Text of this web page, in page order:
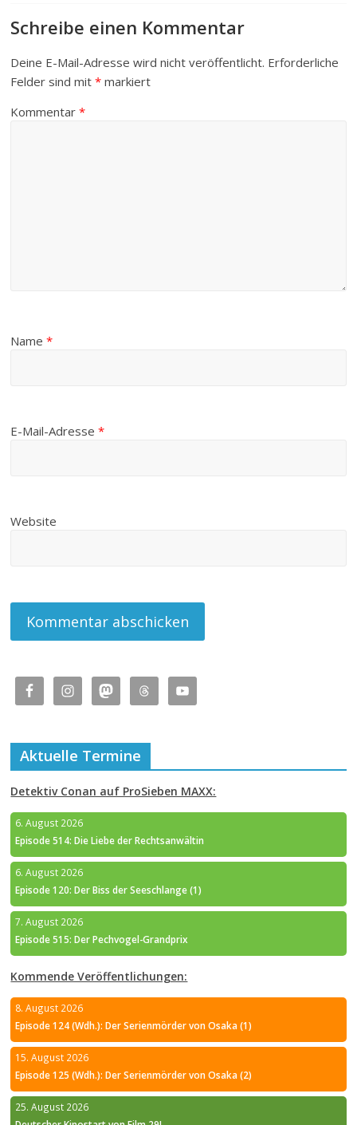
Schreibe einen Kommentar
Deine E-Mail-Adresse wird nicht veröffentlicht. Erforderliche
Felder sind mit* markiert
Kommentar*
Name*
E-Mail-Adresse*
Website
Aktuelle Termine
Detektiv Conan auf ProSieben MAXX:
6. August 2026
Episode 514: Die Liebe der Rechtsanwältin
6. August 2026
Episode 120: Der Biss der Seeschlange (1)
7. August 2026
Episode 515: Der Pechvogel-Grandprix
Kommende Veröffentlichungen:
8. August 2026
Episode 124 (Wdh.): Der Serienmörder von Osaka (1)
15. August 2026
Episode 125 (Wdh.): Der Serienmörder von Osaka (2)
25. August 2026